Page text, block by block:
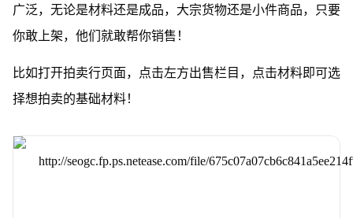
广泛，无论是材料还是成品，大宗货物还是小件商品，只要
你敢上架，他们就敢帮你销售！
比如打开拍卖行页面，点击左方出售栏目，点击材料即可选
择想拍卖的基础材料！